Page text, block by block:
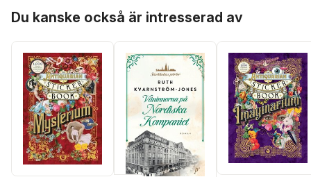
Du kanske också är intresserad av